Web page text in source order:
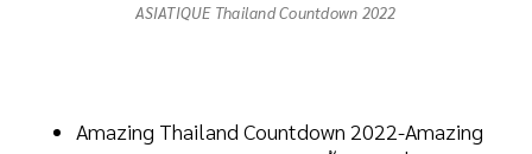
ASIATIQUE Thailand Countdown 2022
Amazing Thailand Countdown 2022-Amazing